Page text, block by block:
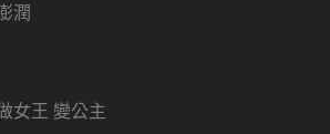
潤
女王 變公主